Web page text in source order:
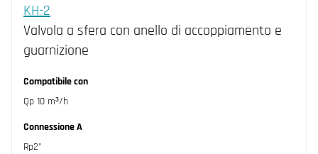
KH-2
Valvola a sfera con anello di accoppiamento e
guarnizione
Compatibile con
Qp 10 m³/h
Connessione A
Rp2"